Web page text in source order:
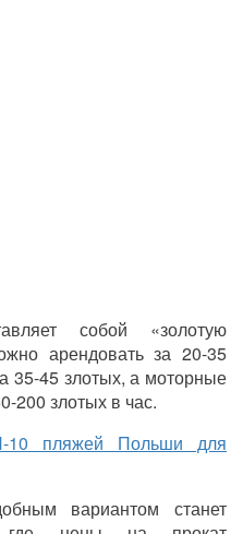
собой «золотую
арендовать за 20-35
35-45 злотых, а моторные
200 злотых в час.
10 пляжей Польши для
вариантом станет